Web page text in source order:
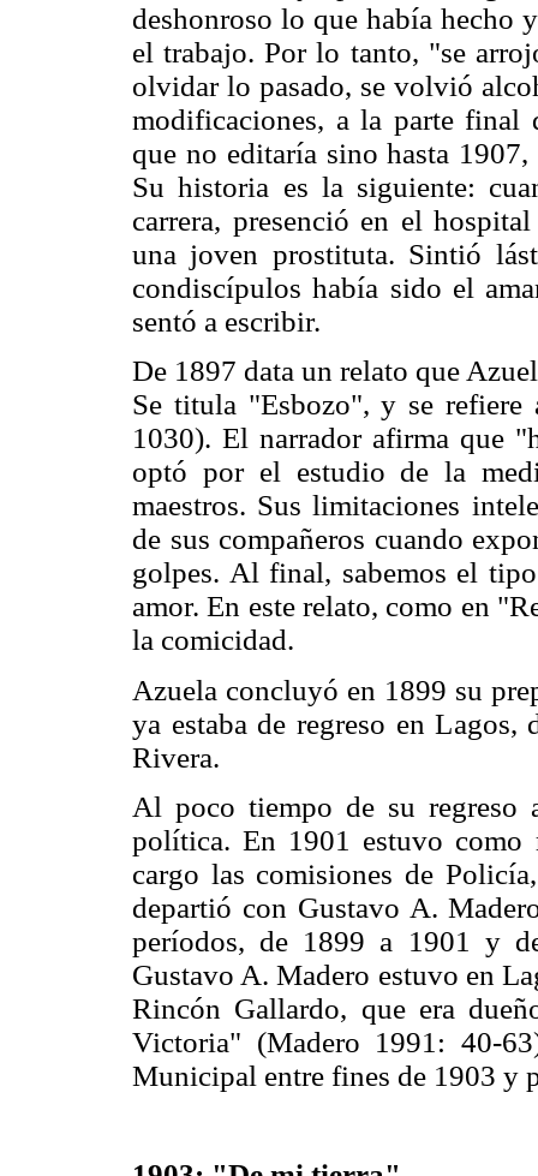
deshonroso lo que había hecho
el trabajo. Por lo tanto, "se
olvidar lo pasado, se volvió
modificaciones, a la parte
que no editaría sino hasta
Su historia es la siguiente:
carrera, presenció en el
una joven prostituta. Sintió
condiscípulos había sido el
sentó a escribir.
De 1897 data un relato que
Se titula "Esbozo", y se refiere
1030). El narrador afirma que
optó por el estudio de la
maestros. Sus limitaciones
de sus compañeros cuando
golpes. Al final, sabemos el
amor. En este relato, como en
la comicidad.
Azuela concluyó en 1899 su
ya estaba de regreso en
Rivera.
Al poco tiempo de su regreso
política. En 1901 estuvo como
cargo las comisiones de
departió con Gustavo A.
períodos, de 1899 a 1901 y
Gustavo A. Madero estuvo en
Rincón Gallardo, que era
Victoria" (Madero 1991: 40-
Municipal entre fines de 1903 y